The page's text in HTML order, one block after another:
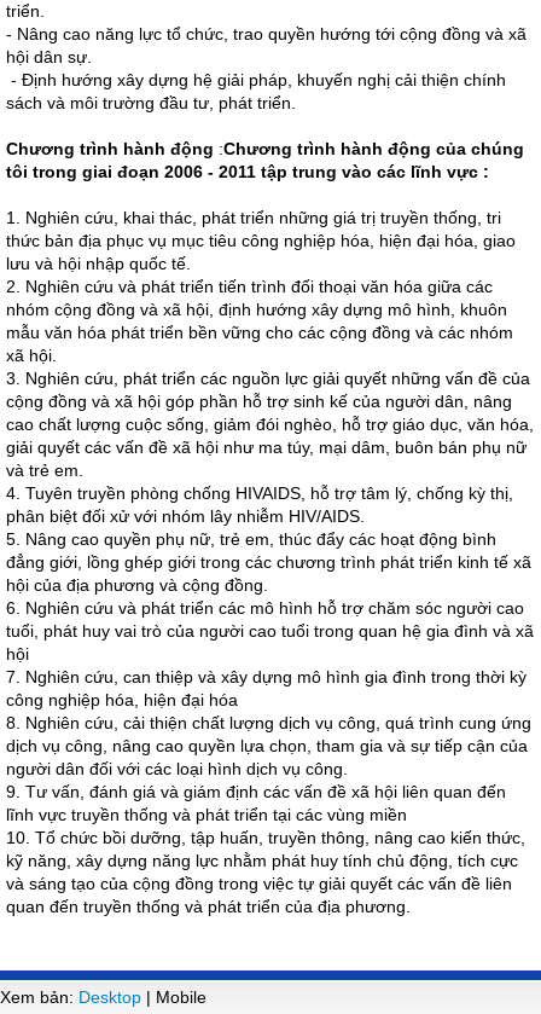
triển.
- Nâng cao năng lực tổ chức, trao quyền hướng tới cộng đồng và xã
hội dân sự.
- Định hướng xây dựng hệ giải pháp, khuyến nghị cải thiện chính
sách và môi trường đầu tư, phát triển.
Chương trình hành động :Chương trình hành động của chúng
tôi trong giai đoạn 2006 - 2011 tập trung vào các lĩnh vực :
1. Nghiên cứu, khai thác, phát triển những giá trị truyền thống, tri
thức bản địa phục vụ mục tiêu công nghiệp hóa, hiện đại hóa, giao
lưu và hội nhập quốc tế.
2. Nghiên cứu và phát triển tiến trình đối thoại văn hóa giữa các
nhóm cộng đồng và xã hội, định hướng xây dựng mô hình, khuôn
mẫu văn hóa phát triển bền vững cho các cộng đồng và các nhóm
xã hội.
3. Nghiên cứu, phát triển các nguồn lực giải quyết những vấn đề của
cộng đồng và xã hội góp phần hỗ trợ sinh kế của người dân, nâng
cao chất lượng cuộc sống, giảm đói nghèo, hỗ trợ giáo dục, văn hóa,
giải quyết các vấn đề xã hội như ma túy, mại dâm, buôn bán phụ nữ
và trẻ em.
4. Tuyên truyền phòng chống HIVAIDS, hỗ trợ tâm lý, chống kỳ thị,
phân biệt đối xử với nhóm lây nhiễm HIV/AIDS.
5. Nâng cao quyền phụ nữ, trẻ em, thúc đẩy các hoạt động bình
đẳng giới, lồng ghép giới trong các chương trình phát triển kinh tế xã
hội của địa phương và cộng đồng.
6. Nghiên cứu và phát triển các mô hình hỗ trợ chăm sóc người cao
tuổi, phát huy vai trò của người cao tuổi trong quan hệ gia đình và xã
hội
7. Nghiên cứu, can thiệp và xây dựng mô hình gia đình trong thời kỳ
công nghiệp hóa, hiện đại hóa
8. Nghiên cứu, cải thiện chất lượng dịch vụ công, quá trình cung ứng
dịch vụ công, nâng cao quyền lựa chọn, tham gia và sự tiếp cận của
người dân đối với các loại hình dịch vụ công.
9. Tư vấn, đánh giá và giám định các vấn đề xã hội liên quan đến
lĩnh vực truyền thống và phát triển tại các vùng miền
10. Tổ chức bồi dưỡng, tập huấn, truyền thông, nâng cao kiến thức,
kỹ năng, xây dựng năng lực nhằm phát huy tính chủ động, tích cực
và sáng tạo của cộng đồng trong việc tự giải quyết các vấn đề liên
quan đến truyền thống và phát triển của địa phương.
Xem bản: Desktop | Mobile